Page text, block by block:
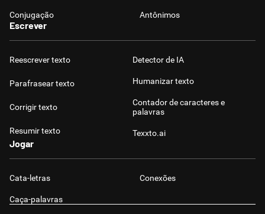
Conjugação Antônimos
Escrever
Reescrever texto
Parafrasear texto
Corrigir texto
Resumir texto
Detector de IA
Humanizar texto
Contador de caracteres e
palavras
Texxto.ai
Jogar
Cata-letras Conexões
Caça-palavras